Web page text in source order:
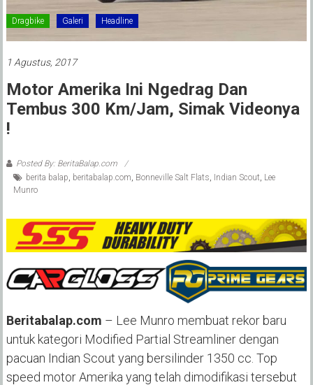
Dragbike Galeri Headline
1 Agustus, 2017
Motor Amerika Ini Ngedrag Dan
Tembus 300 Km/jam, Simak Videonya
!
Posted By: BeritaBalap.com
berita balap, beritabalap.com, Bonneville Salt Flats, Indian Scout, Lee
Munro
Beritabalap.com – Lee Munro membuat rekor baru
untuk kategori Modified Partial Streamliner dengan
pacuan Indian Scout yang bersilinder 1350 cc. Top
speed motor Amerika yang telah dimodifikasi tersebut